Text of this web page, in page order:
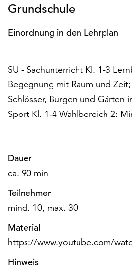
Einverständnis
ändern
Dafür
steht
Ihnen
am
Ende
der
Schaltfläche
„Cookie-
Einstellungen“
zur
Verfügung.
Funktionale
Cookies
auch
ohne
Grundschule
Einordnung in den Lehrplan
SU - Sachunterricht Kl. 1-3
Begegnung mit Raum und
Schlösser, Burgen und Gärten
Sport Kl. 1-4 Wahlbereich 2:
Dauer
ca. 90 min
Teilnehmer
mind. 10, max. 30
Material
https://www.youtube.com/
Hinweis